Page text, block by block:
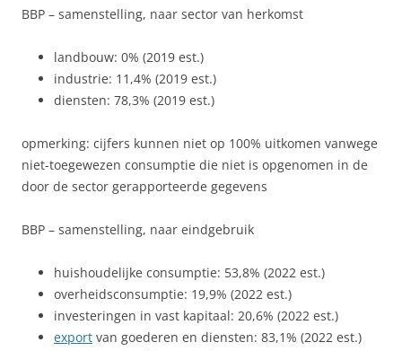
BBP – samenstelling, naar sector van herkomst
landbouw: 0% (2019 est.)
industrie: 11,4% (2019 est.)
diensten: 78,3% (2019 est.)
opmerking: cijfers kunnen niet op 100% uitkomen vanwege
niet-toegewezen consumptie die niet is opgenomen in de
door de sector gerapporteerde gegevens
BBP – samenstelling, naar eindgebruik
huishoudelijke consumptie: 53,8% (2022 est.)
overheidsconsumptie: 19,9% (2022 est.)
investeringen in vast kapitaal: 20,6% (2022 est.)
export van goederen en diensten: 83,1% (2022 est.)